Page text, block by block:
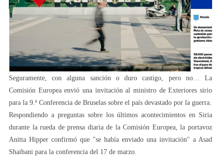
Seguramente, con alguna sanción o duro castigo, pero no… La
Comisión Europea envió una invitación al ministro de Exteriores sirio
para la 9.ª Conferencia de Bruselas sobre el país devastado por la guerra.
Respondiendo a preguntas sobre los últimos acontecimientos en Siria
durante la rueda de prensa diaria de la Comisión Europea, la portavoz
Anitta Hipper confirmó que "se había enviado una invitación" a Asad
Shaibani para la conferencia del 17 de marzo.